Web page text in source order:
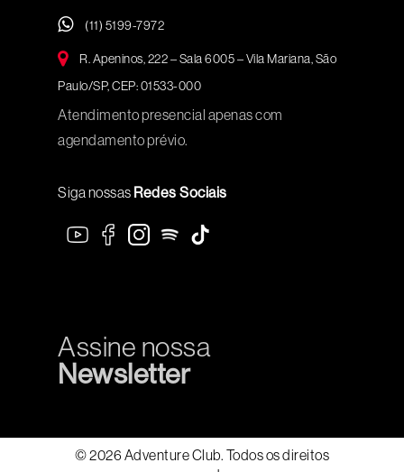
(11) 5199-7972
R. Apeninos, 222 – Sala 6005 – Vila Mariana, São
Paulo/SP, CEP: 01533-000
Atendimento presencial apenas com
agendamento prévio.
Siga nossas Redes Sociais
Assine nossa
Newsletter
© 2026 Adventure Club. Todos os direitos